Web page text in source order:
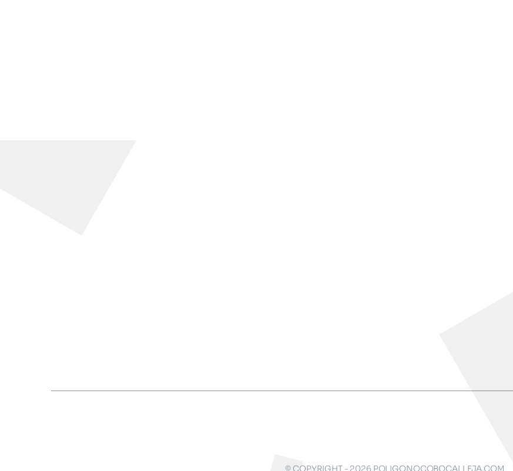
© COPYRIGHT - 2026 POLIGONOCOBOCALLEJA.COM